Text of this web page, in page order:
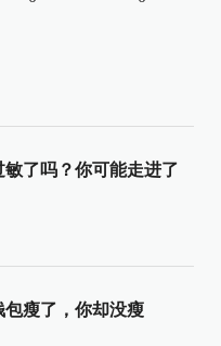
敏了吗？你可能走进了
包瘦了，你却没瘦